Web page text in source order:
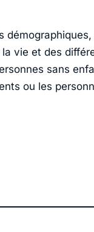
vie et des
sans
ou les